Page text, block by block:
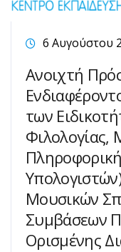
6 Αυγούστου
Ανοιχτή
των
Φιλολογίας,
Μουσικών
Συμβάσεων
Ορισμένης